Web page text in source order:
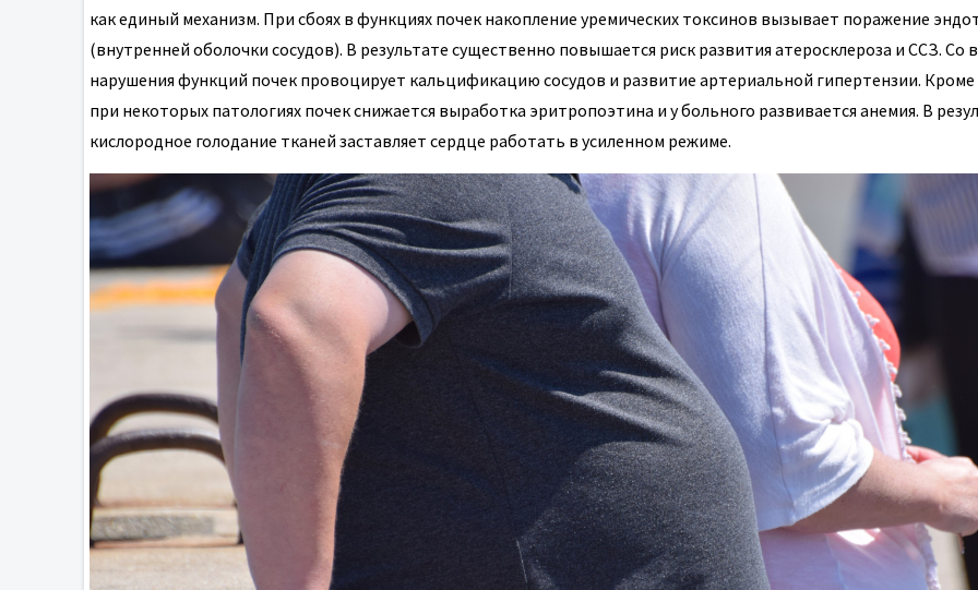
как единый механизм. При сбоях в функциях почек накопление уремических токсинов вызывает поражение
(внутренней оболочки сосудов). В результате существенно повышается риск развития атеросклероза и ССЗ. Со
нарушения функций почек провоцирует кальцификацию сосудов и развитие артериальной гипертензии. Кроме
при некоторых патологиях почек снижается выработка эритропоэтина и у больного развивается анемия. В
кислородное голодание тканей заставляет сердце работать в усиленном режиме.